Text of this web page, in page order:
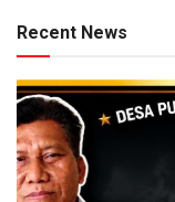
Recent News